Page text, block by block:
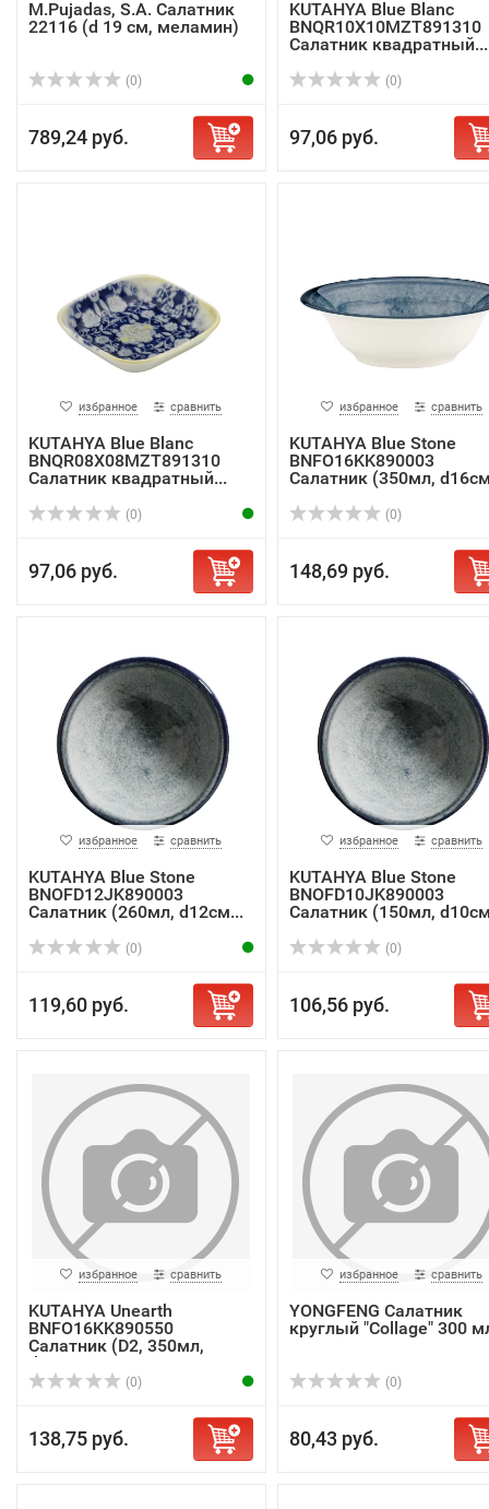
M.Pujadas, S.A. Салатник
22116 (d 19 см, меламин)
(0)
789,24 руб.
KUTAHYA Blue Blanc
BNQR10X10MZT891310
Салатник квадратный...
(0)
97,06 руб.
избранное сравнить
KUTAHYA Blue Blanc
BNQR08X08MZT891310
Салатник квадратный...
(0)
97,06 руб.
избранное сравнить
KUTAHYA Blue Stone
BNFO16KK890003
Салатник (350мл,
(0)
148,69 руб.
избранное сравнить
KUTAHYA Blue Stone
BNOFD12JK890003
Салатник (260мл, d12см...
(0)
119,60 руб.
избранное сравнить
KUTAHYA Blue Stone
BNOFD10JK890003
Салатник (150мл,
(0)
106,56 руб.
избранное сравнить
KUTAHYA Unearth
BNFO16KK890550
Салатник (D2, 350мл,
d16см...
(0)
138,75 руб.
избранное сравнить
YONGFENG Салатник
круглый "Collage" 300
(0)
80,43 руб.